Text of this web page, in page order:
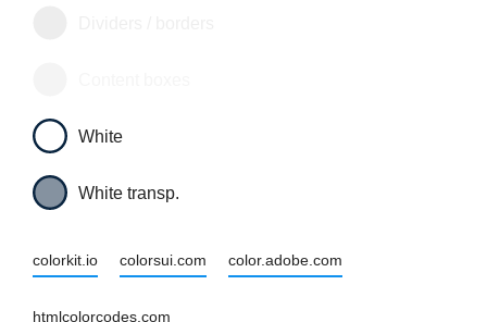
White
White transp.
colorkit.io colorsui.com color.adobe.com
htmlcolorcodes.com